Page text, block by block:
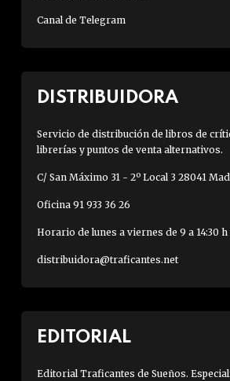
Canal de Telegram
DISTRIBUIDORA
Servicio de distribución de libros de
librerías y puntos de venta alternativos.
C/ San Máximo 31 - 2º Local 3 28041
Oficina 91 933 36 26
Horario de lunes a viernes de 9 a 14:30 h
distribuidora@traficantes.net
EDITORIAL
Editorial Traficantes de Sueños.